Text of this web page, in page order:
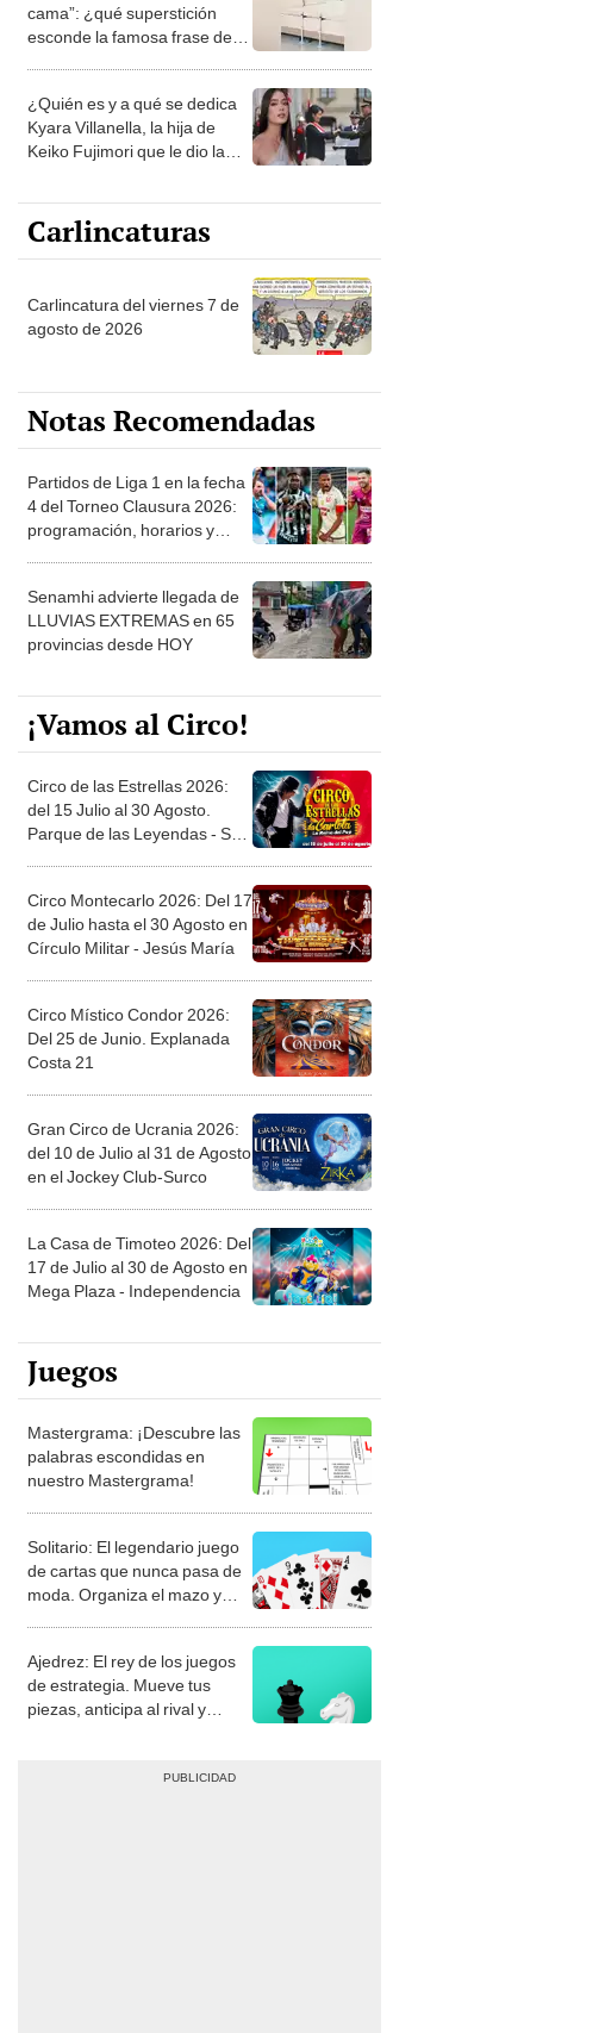
cama”: ¿qué superstición
esconde la famosa frase de
¿Quién es y a qué se dedica
Kyara Villanella, la hija de
Keiko Fujimori que le dio la
Carlincaturas
Carlincatura del viernes 7 de
agosto de 2026
Notas Recomendadas
Partidos de Liga 1 en la fecha
4 del Torneo Clausura 2026:
programación, horarios y
Senamhi advierte llegada de
LLUVIAS EXTREMAS en 65
provincias desde HOY
¡Vamos al Circo!
Circo de las Estrellas 2026:
del 15 Julio al 30 Agosto.
Parque de las Leyendas - San
Circo Montecarlo 2026: Del 17
de Julio hasta el 30 Agosto en
Círculo Militar - Jesús María
Circo Místico Condor 2026:
Del 25 de Junio. Explanada
Costa 21
Gran Circo de Ucrania 2026:
del 10 de Julio al 31 de Agosto
en el Jockey Club-Surco
La Casa de Timoteo 2026: Del
17 de Julio al 30 de Agosto en
Mega Plaza - Independencia
Juegos
Mastergrama: ¡Descubre las
palabras escondidas en
nuestro Mastergrama!
Solitario: El legendario juego
de cartas que nunca pasa de
moda. Organiza el mazo y
Ajedrez: El rey de los juegos
de estrategia. Mueve tus
piezas, anticipa al rival y